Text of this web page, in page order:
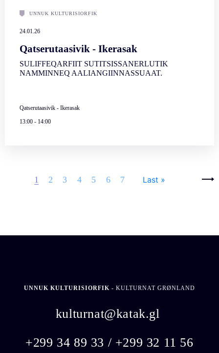
UNNUK KULTURISIORFIK
24.01.26
Qatserutaasivik - Ikerasak
SULIFFEQARFIIT SUTITSISSANERLUTIK
NAMMINNEQ AALIANGIINNASSUAAT.
Qatserutaasivik - Ikerasak
13:00 - 14:00
Pages
1 2 3 4 5 6 7 Next ›
Last »
UNNUK KULTURISIORFIK - KULTURNAT GRØNLAND
kulturnat@katak.gl
+299 34 89 33 / +299 32 11 56